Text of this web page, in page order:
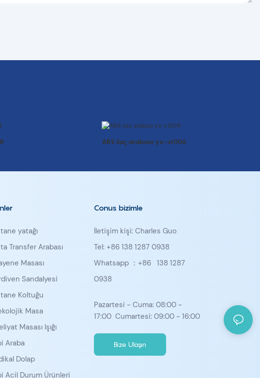
ABS ilaç arabası yx-ct006
yatağı
Transfer Arabası
Masası
Sandalyesi
Koltuğu
Masa
Masası Işığı
Araba
Dolap
Acil Durum Ürünleri
Conus bizimle
İletişim kişi: Charles Guo
Tel: +86 138 1287 0938
Whatsapp ：+86 138 1287
0938
Pazartesi - Cuma: 08:00 -
17:00 Cumartesi: 09:00 - 16:00
Bize Ulaşın